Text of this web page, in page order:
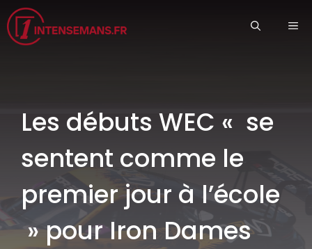
Aller
au
contenu
Les débuts WEC « se
sentent comme le
premier jour à l’école
» pour Iron Dames